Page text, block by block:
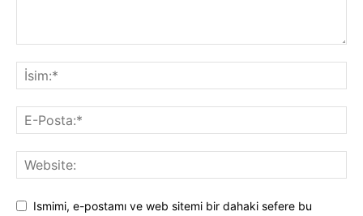
Ismimi, e-postamı ve web sitemi bir dahaki sefere bu